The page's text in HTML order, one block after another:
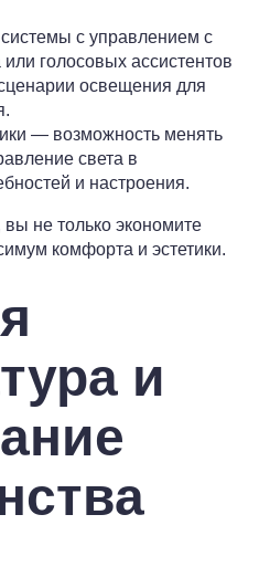
с управлением с
голосовых ассистентов
освещения для
— возможность менять
света в
и настроения.
вы не только экономите
комфорта и эстетики.
и